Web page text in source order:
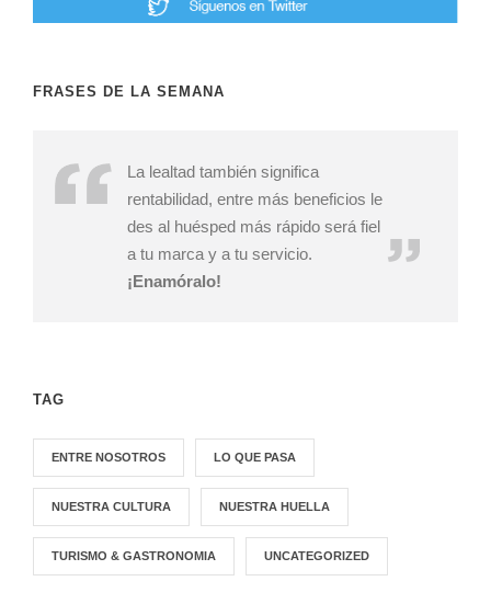
FRASES DE LA SEMANA
La lealtad también significa
rentabilidad, entre más beneficios le
des al huésped más rápido será fiel
a tu marca y a tu servicio.
¡Enamóralo!
TAG
ENTRE NOSOTROS LO QUE PASA
NUESTRA CULTURA NUESTRA HUELLA
TURISMO & GASTRONOMIA UNCATEGORIZED